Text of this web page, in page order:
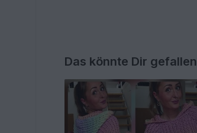
Das könnte Dir gefallen